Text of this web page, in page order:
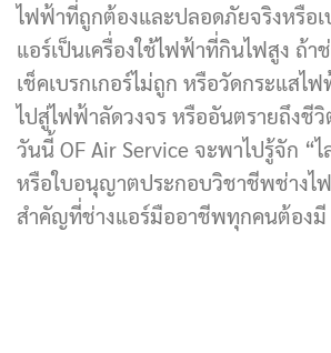
ไฟฟ้าที่ถูกต้องและปลอดภัยจริงหรือเ
แอร์เป็นเครื่องใช้ไฟฟ้าที่กินไฟสูง ถ้า
เช็คเบรกเกอร์ไม่ถูก หรือวัดกระแสไ
ไปสู่ไฟฟ้าลัดวงจร หรืออันตรายถึงชีวิ
วันนี้ OF Air Service จะพาไปรู้จัก “ไ
หรือใบอนุญาตประกอบวิชาชีพช่างไ
สำคัญที่ช่างแอร์มืออาชีพทุกคนต้องมี